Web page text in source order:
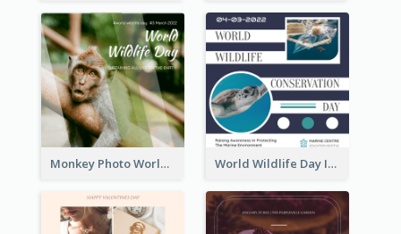
Monkey Photo World Wildlife Day Instagram Post World Wildlife Day Instagram Post